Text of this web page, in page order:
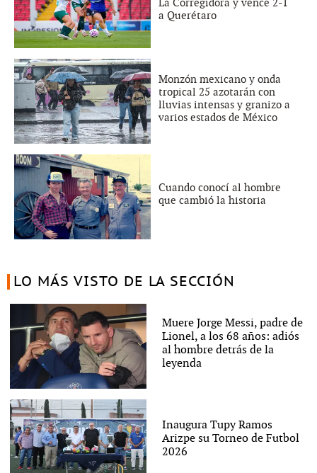
La Corregidora y vence 2-1
a Querétaro
Monzón mexicano y onda
tropical 25 azotarán con
lluvias intensas y granizo a
varios estados de México
Cuando conocí al hombre
que cambió la historia
LO MÁS VISTO DE LA SECCIÓN
Muere Jorge Messi, padre de
Lionel, a los 68 años: adiós
al hombre detrás de la
leyenda
Inaugura Tupy Ramos
Arizpe su Torneo de Futbol
2026